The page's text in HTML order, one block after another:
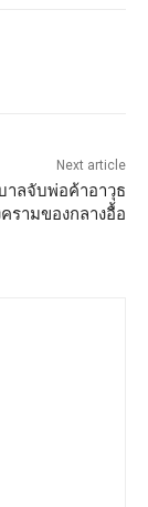
Next article
าลจับพ่อค้าอาวุธ
รามของกลางอื้อ